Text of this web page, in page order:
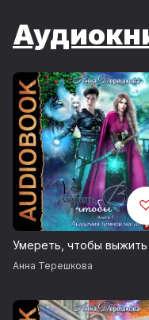
Умереть, чтобы выжить
Анна Терешкова